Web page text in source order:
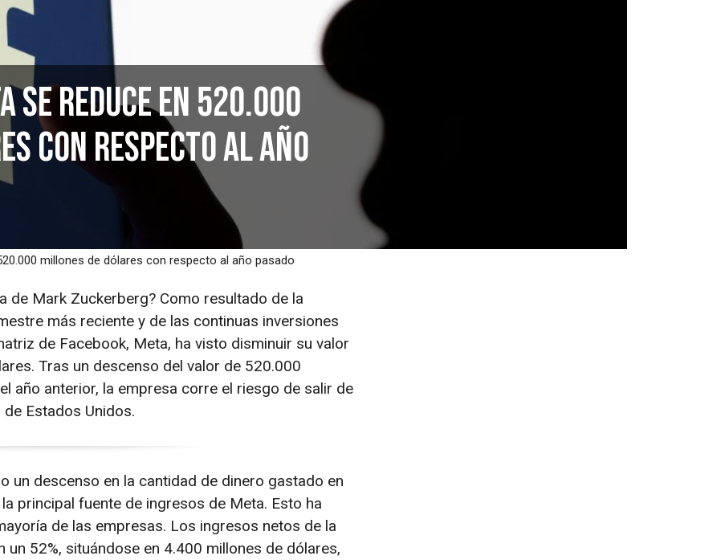
reduce en 520.000
con respecto al año
millones de dólares con respecto al año pasado
de Mark Zuckerberg? Como resultado de la
más reciente y de las continuas inversiones
de Facebook, Meta, ha visto disminuir su valor
Tras un descenso del valor de 520.000
año anterior, la empresa corre el riesgo de salir de
Estados Unidos.
un descenso en la cantidad de dinero gastado en
principal fuente de ingresos de Meta. Esto ha
de las empresas. Los ingresos netos de la
52%, situándose en 4.400 millones de dólares,